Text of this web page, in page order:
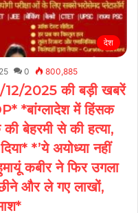
देश
0 800,885
2025 की बड़ी खबरें
*बांग्लादेश में हिंसक
बेहरमी से की हत्या,
*’ये अयोध्या नहीं
कबीर ने फिर उगला
और ले गए लाखों,